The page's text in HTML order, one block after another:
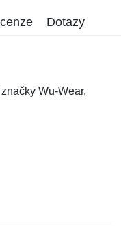
Dotazy
Wu-Wear,